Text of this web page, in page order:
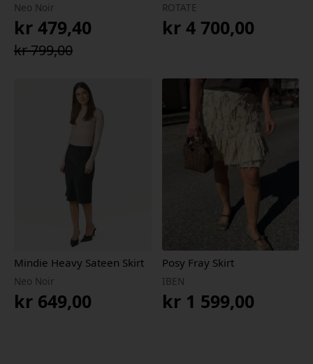
Neo Noir
kr799,00
Opprinnelig
kr 799,00.
kr 479,40
Nåværende
kr 479,40.
ROTATE
kr4 700,00
Mindie Heavy Sateen Skirt
Neo Noir
kr 649,00
Posy Fray Skirt
IBEN
kr1 599,00